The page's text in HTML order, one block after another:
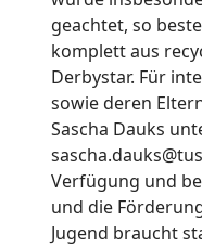
geachtet, so
komplett aus
Derbystar. Für
sowie deren
Sascha Dauks
Verfügung und
und die
Jugend braucht